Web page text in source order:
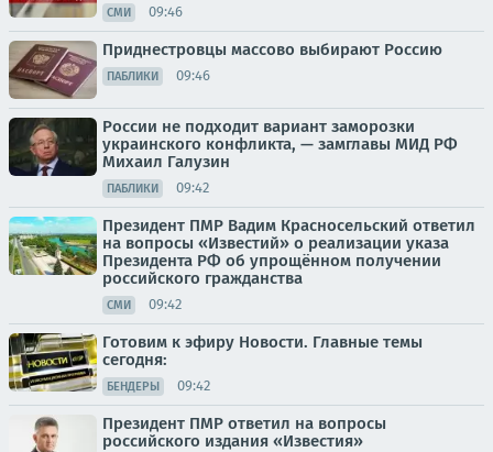
СМИ 09:46
Приднестровцы массово выбирают Россию
ПАБЛИКИ 09:46
России не подходит вариант заморозки
украинского конфликта, — замглавы МИД РФ
Михаил Галузин
ПАБЛИКИ 09:42
Президент ПМР Вадим Красносельский ответил
на вопросы «Известий» о реализации указа
Президента РФ об упрощённом получении
российского гражданства
СМИ 09:42
Готовим к эфиру Новости. Главные темы
сегодня:
БЕНДЕРЫ 09:42
Президент ПМР ответил на вопросы
российского издания «Известия»